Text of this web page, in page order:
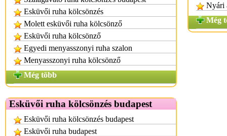
Esküvői ruha kölcsönzés
Molett esküvői ruha kölcsönző
Esküvői ruha kölcsönző
Egyedi menyasszonyi ruha szalon
Menyasszonyi ruha kölcsönző
Még több
Esküvői ruha kölcsönzés budapest
Esküvői ruha kölcsönzés budapest
Esküvői ruha budapest
Nyári
Még